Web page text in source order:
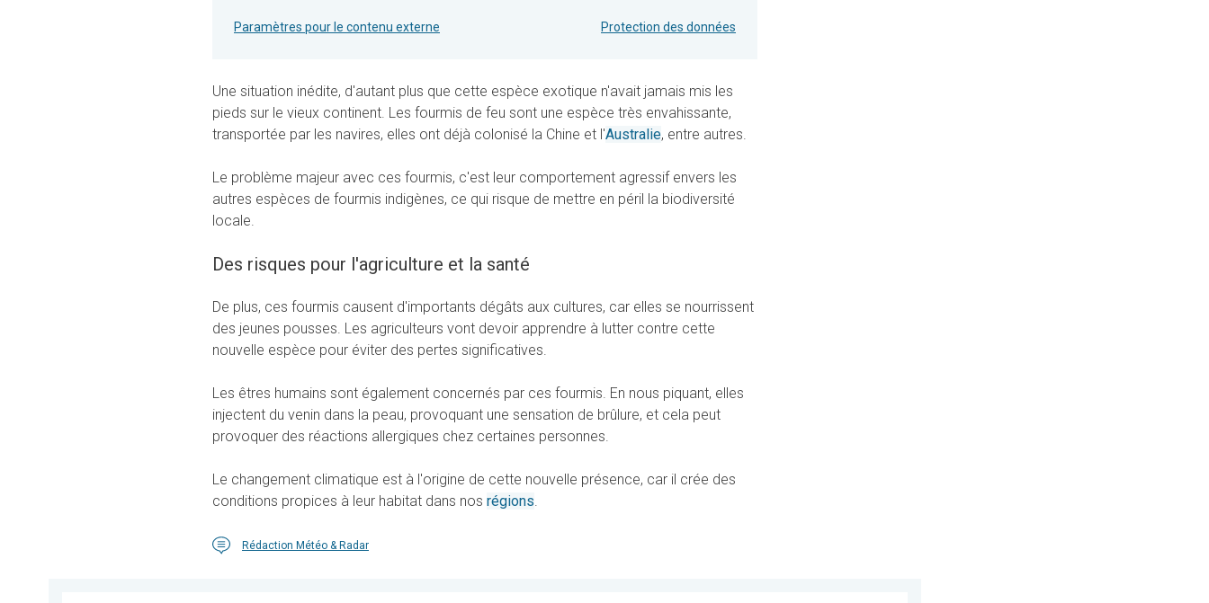
Paramètres pour le contenu externe Protection des données
Une situation inédite, d'autant plus que cette espèce exotique n'avait jamais mis les
pieds sur le vieux continent. Les fourmis de feu sont une espèce très envahissante,
transportée par les navires, elles ont déjà colonisé la Chine et l'Australie, entre autres.
Le problème majeur avec ces fourmis, c'est leur comportement agressif envers les
autres espèces de fourmis indigènes, ce qui risque de mettre en péril la biodiversité
locale.
Des risques pour l'agriculture et la santé
De plus, ces fourmis causent d'importants dégâts aux cultures, car elles se nourrissent
des jeunes pousses. Les agriculteurs vont devoir apprendre à lutter contre cette
nouvelle espèce pour éviter des pertes significatives.
Les êtres humains sont également concernés par ces fourmis. En nous piquant, elles
injectent du venin dans la peau, provoquant une sensation de brûlure, et cela peut
provoquer des réactions allergiques chez certaines personnes.
Le changement climatique est à l'origine de cette nouvelle présence, car il crée des
conditions propices à leur habitat dans nos régions.
Rédaction Météo & Radar